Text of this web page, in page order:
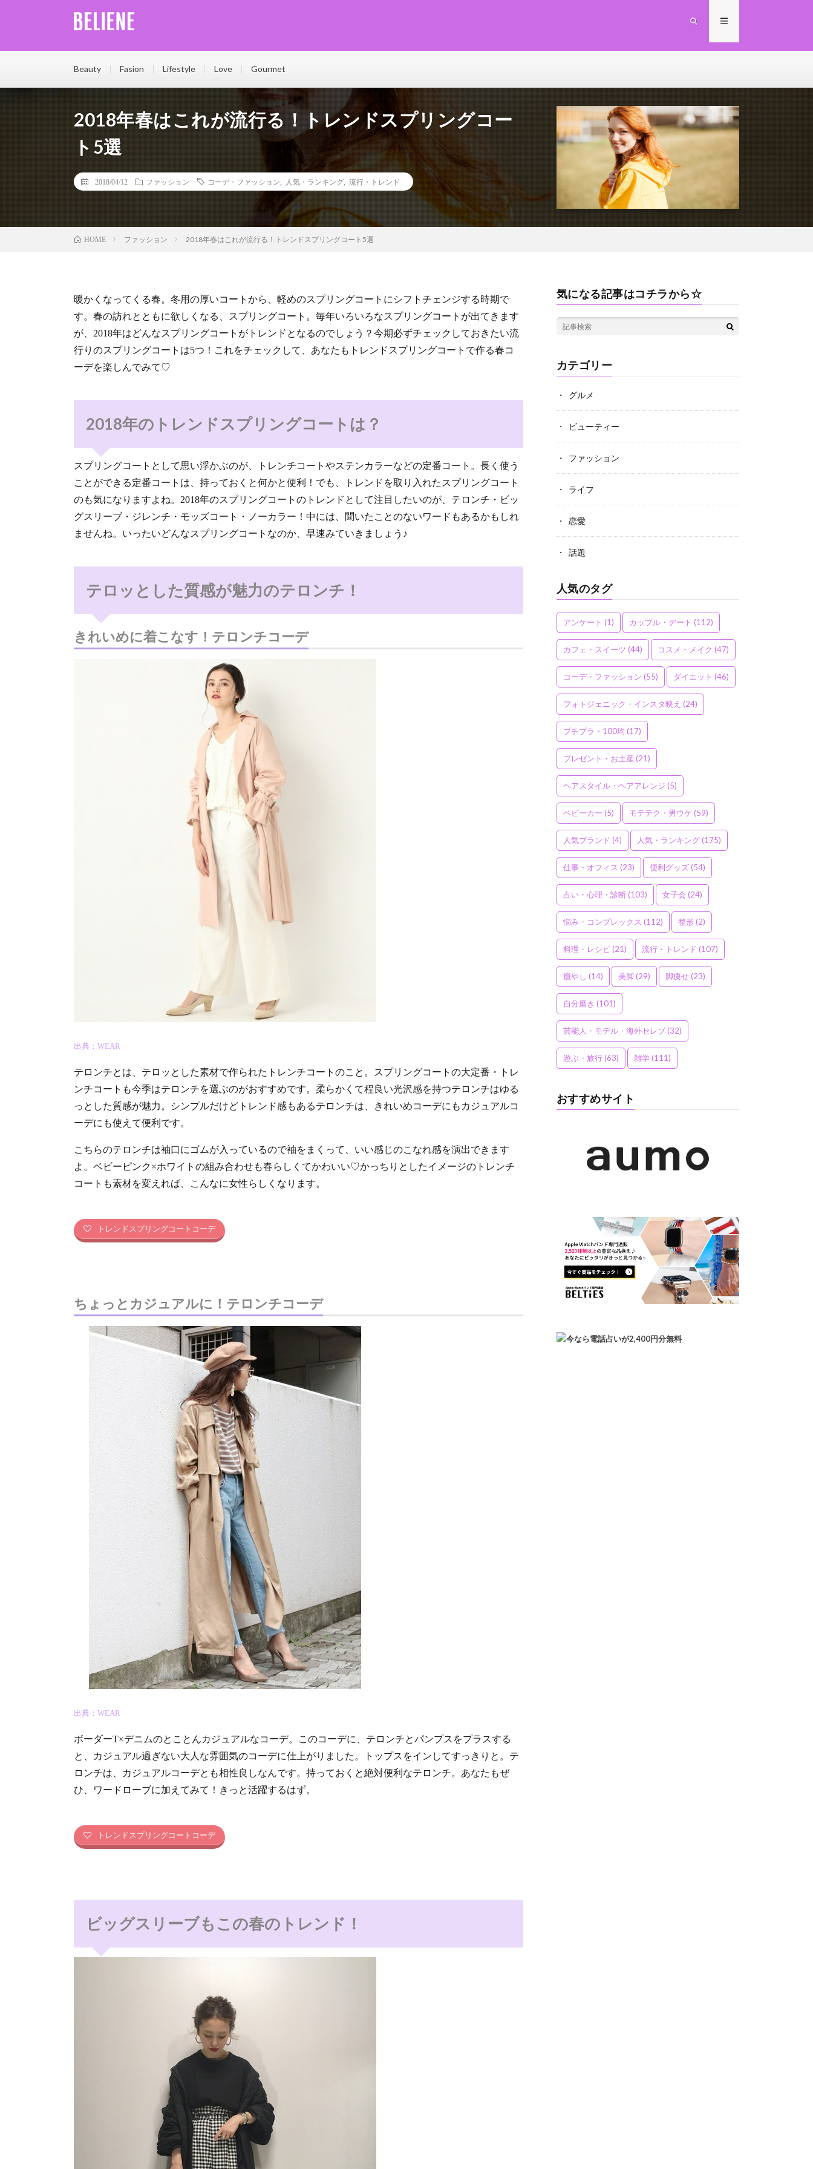
Beauty Fasion Lifestyle Love Gourmet
2018年春はこれが流行る！トレンドスプリングコー
ト5選
2018/04/12 ファッション コーデ・ファッション 人気・ランキング 流行・トレンド
HOME ファッション 2018年春はこれが流行る！トレンドスプリングコート5選
暖かくなってくる春。冬用の厚いコートから、軽めのスプリングコートにシフトチェンジする時期で
す。春の訪れとともに欲しくなる、スプリングコート。毎年いろいろなスプリングコートが出てきます
が、2018年はどんなスプリングコートがトレンドとなるのでしょう？今期必ずチェックしておきたい流
行りのスプリングコートは5つ！これをチェックして、あなたもトレンドスプリングコートで作る春コ
ーデを楽しんでみて♡
2018年のトレンドスプリングコートは？
スプリングコートとして思い浮かぶのが、トレンチコートやステンカラーなどの定番コート。長く使う
ことができる定番コートは、持っておくと何かと便利！でも、トレンドを取り入れたスプリングコート
のも気になりますよね。2018年のスプリングコートのトレンドとして注目したいのが、テロンチ・ビッ
グスリーブ・ジレンチ・モッズコート・ノーカラー！中には、聞いたことのないワードもあるかもしれ
ませんね。いったいどんなスプリングコートなのか、早速みていきましょう♪
テロッとした質感が魅力のテロンチ！
きれいめに着こなす！テロンチコーデ
出典：WEAR
テロンチとは、テロッとした素材で作られたトレンチコートのこと。スプリングコートの大定番・トレ
ンチコートも今季はテロンチを選ぶのがおすすめです。柔らかくて程良い光沢感を持つテロンチはゆる
っとした質感が魅力。シンプルだけどトレンド感もあるテロンチは、きれいめコーデにもカジュアルコ
ーデにも使えて便利です。
こちらのテロンチは袖口にゴムが入っているので袖をまくって、いい感じのこなれ感を演出できます
よ。ベビーピンク×ホワイトの組み合わせも春らしくてかわいい♡かっちりとしたイメージのトレンチ
コートも素材を変えれば、こんなに女性らしくなります。
トレンドスプリングコートコーデ
ちょっとカジュアルに！テロンチコーデ
出典：WEAR
ボーダーT×デニムのとことんカジュアルなコーデ。このコーデに、テロンチとパンプスをプラスする
と、カジュアル過ぎない大人な雰囲気のコーデに仕上がりました。トップスをインしてすっきりと。テ
ロンチは、カジュアルコーデとも相性良しなんです。持っておくと絶対便利なテロンチ。あなたもぜ
ひ、ワードローブに加えてみて！きっと活躍するはず。
トレンドスプリングコートコーデ
ビッグスリーブもこの春のトレンド！
気になる記事はコチラから☆
カテゴリー
グルメ
ビューティー
ファッション
ライフ
恋愛
話題
人気のタグ
アンケート (1) カップル・デート (112)
カフェ・スイーツ (44) コスメ・メイク (47)
コーデ・ファッション (55) ダイエット (46)
フォトジェニック・インスタ映え (24)
プチプラ・100均 (17)
プレゼント・お土産 (21)
ヘアスタイル・ヘアアレンジ (5)
ベビーカー (5) モテテク・男ウケ (59)
人気ブランド (4) 人気・ランキング(175)
仕事・オフィス (23) 便利グッズ(54)
占い・心理・診断(103) 女子会 (24)
悩み・コンプレックス (112) 整形(2)
料理・レシピ(21) 流行・トレンド (107)
癒やし (14) 美脚 (29) 脚痩せ(23)
自分磨き (101)
芸能人・モデル・海外セレブ(32)
遊ぶ・旅行(63) 雑学(111)
おすすめサイト